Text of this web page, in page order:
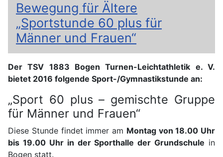
Bewegung für Ältere
„Sportstunde 60 plus für
Männer und Frauen“
Der TSV 1883 Bogen Turnen-Leichtathletik e. V.
bietet 2016 folgende Sport-/Gymnastikstunde an:
„Sport 60 plus – gemischte Gruppe
für Männer und Frauen“
Diese Stunde findet immer am Montag von 18.00 Uhr
bis 19.00 Uhr in der Sporthalle der Grundschule in
Bogen statt.